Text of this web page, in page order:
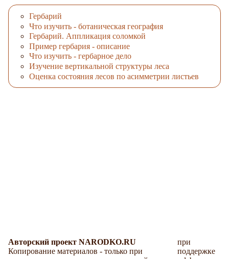
Гербарий
Что изучить - ботаническая география
Гербарий. Аппликация соломкой
Пример гербария - описание
Что изучить - гербарное дело
Изучение вертикальной структуры леса
Оценка состояния лесов по асимметрии листьев
Авторский проект NARODKO.RU
Копирование материалов - только при
при
поддержке